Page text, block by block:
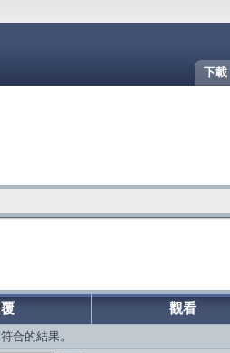
下載
觀看
合的結果。